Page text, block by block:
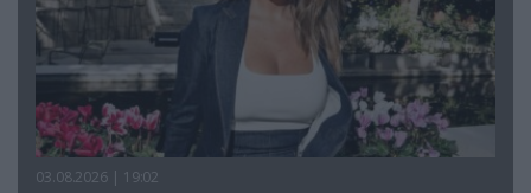
03.08.2026 | 19:02